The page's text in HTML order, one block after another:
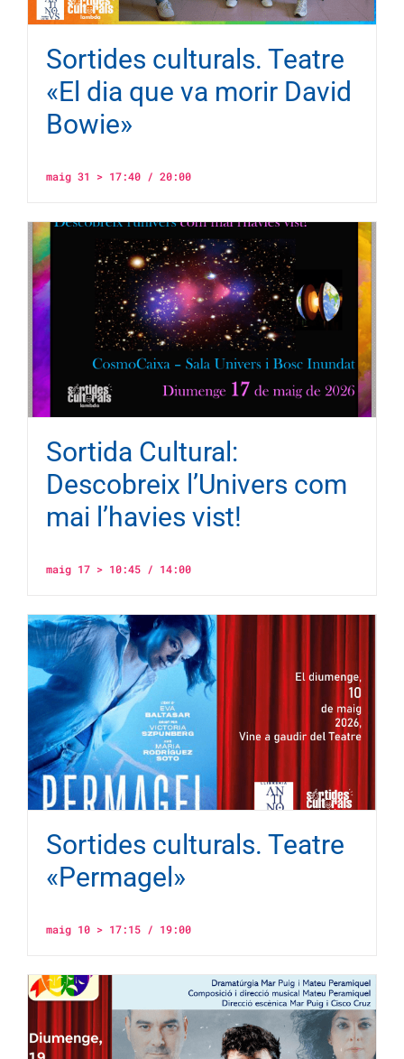
Sortides culturals. Teatre
«El dia que va morir David
Bowie»
maig 31 > 17:40/ 20:00
Sortida Cultural:
Descobreix l’Univers com
mai l’havies vist!
maig 17 > 10:45/ 14:00
Sortides culturals. Teatre
«Permagel»
maig 10 > 17:15/ 19:00